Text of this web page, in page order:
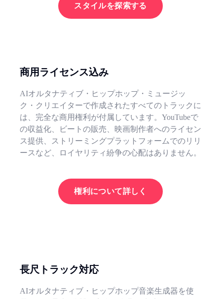
スタイルを探索する
商用ライセンス込み
AIオルタナティブ・ヒップホップ・ミュージッ
ク・クリエイターで作成されたすべてのトラックに
は、完全な商用権利が付属しています。YouTubeで
の収益化、ビートの販売、映画制作者へのライセン
ス提供、ストリーミングプラットフォームでのリリ
ースなど、ロイヤリティ紛争の心配はありません。
権利について詳しく
長尺トラック対応
AIオルタナティブ・ヒップホップ音楽生成器を使